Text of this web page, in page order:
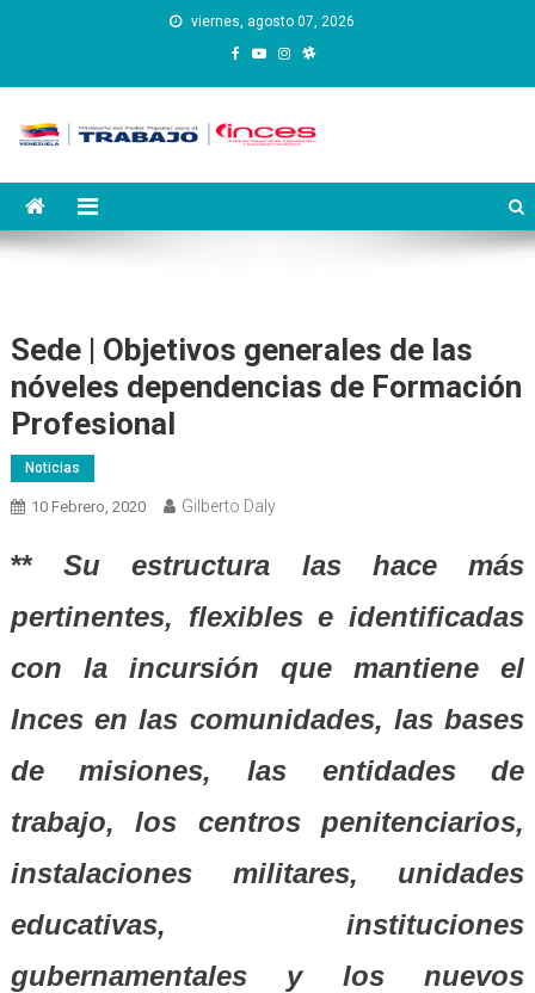
viernes, agosto 07, 2026
Instituto Nacional de
Capacitación y Educación
Sede | Objetivos generales de las
nóveles dependencias de Formación
Profesional
Noticias
10 Febrero, 2020 Gilberto Daly
**Su estructura las hace más
pertinentes, flexibles e identificadas
con la incursión que mantiene el
Inces en las comunidades, las bases
de misiones, las entidades de
trabajo, los centros penitenciarios,
instalaciones militares, unidades
educativas, instituciones
gubernamentales y los nuevos